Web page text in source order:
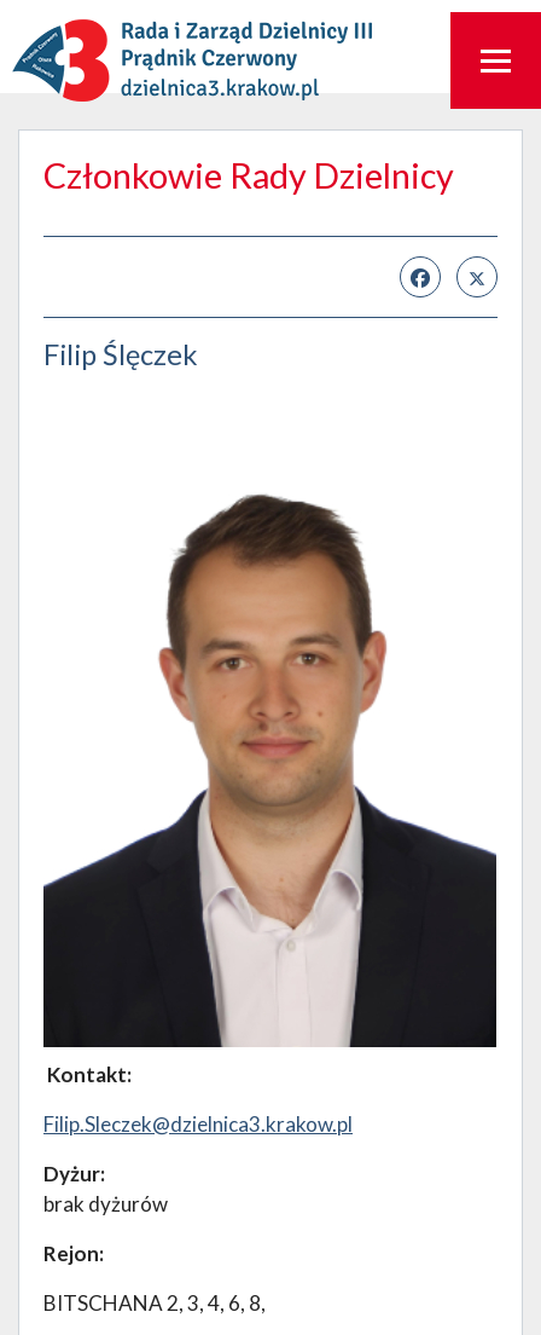
Członkowie Rady Dzielnicy
Filip Ślęczek
Kontakt:
Filip.Sleczek@dzielnica3.krakow.pl
Dyżur:
brak dyżurów
Rejon:
BITSCHANA 2, 3, 4, 6, 8,